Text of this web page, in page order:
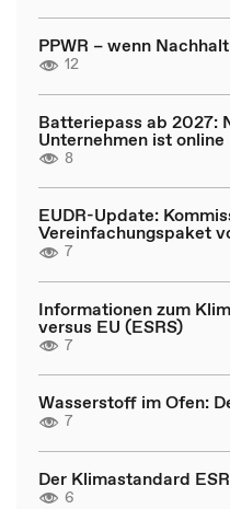
PPWR – wenn
12
Batteriepass ab 2027:
Unternehmen ist online
8
EUDR-Update:
Vereinfachungspaket
7
Informationen zum
versus EU (ESRS)
7
Wasserstoff im Ofen:
7
Der Klimastandard
6